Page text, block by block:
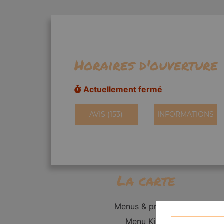
Horaires d'ouverture
Actuellement fermé
AVIS (153) INFORMATIONS
La carte
Menus & promos
Menu Kid's